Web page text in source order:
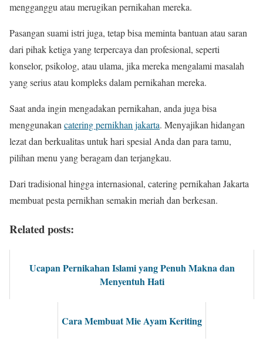
mengganggu atau merugikan pernikahan mereka.
Pasangan suami istri juga, tetap bisa meminta bantuan atau saran
dari pihak ketiga yang terpercaya dan profesional, seperti
konselor, psikolog, atau ulama, jika mereka mengalami masalah
yang serius atau kompleks dalam pernikahan mereka.
Saat anda ingin mengadakan pernikahan, anda juga bisa
menggunakancatering pernikhan jakarta. Menyajikan hidangan
lezat dan berkualitas untuk hari spesial Anda dan para tamu,
pilihan menu yang beragam dan terjangkau.
Dari tradisional hingga internasional, catering pernikahan Jakarta
membuat pesta pernikhan semakin meriah dan berkesan.
Related posts:
Ucapan Pernikahan Islami yang Penuh Makna dan
Menyentuh Hati
Cara Membuat Mie Ayam Keriting